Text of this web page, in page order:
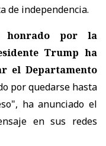
de independencia.
honrado por la
Trump ha
el Departamento
por quedarse hasta
ha anunciado el
en sus redes